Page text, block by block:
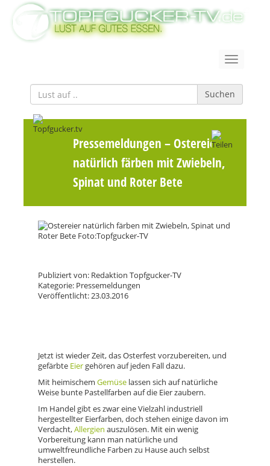
Suchen
Pressemeldungen – Ostereier
natürlich färben mit Zwiebeln,
Spinat und Roter Bete
Publiziert von: Redaktion Topfgucker-TV
Kategorie: Pressemeldungen
Veröffentlicht: 23.03.2016
Jetzt ist wieder Zeit, das Osterfest vorzubereiten, und
gefärbte Eiergehören auf jeden Fall dazu.
Mit heimischem Gemüse lassen sich auf natürliche
Weise bunte Pastellfarben auf die Eier zaubern.
Im Handel gibt es zwar eine Vielzahl industriell
hergestellter Eierfarben, doch stehen einige davon im
Verdacht,Allergien auszulösen. Mit ein wenig
Vorbereitung kann man natürliche und
umweltfreundliche Farben zu Hause auch selbst
herstellen.